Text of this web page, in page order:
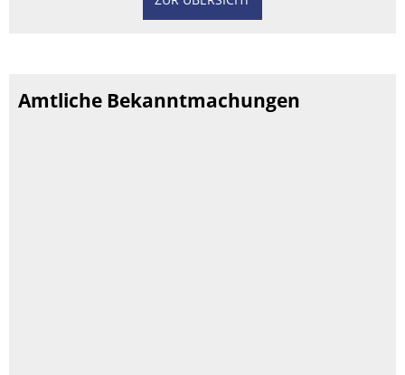
Amtliche Bekanntmachungen